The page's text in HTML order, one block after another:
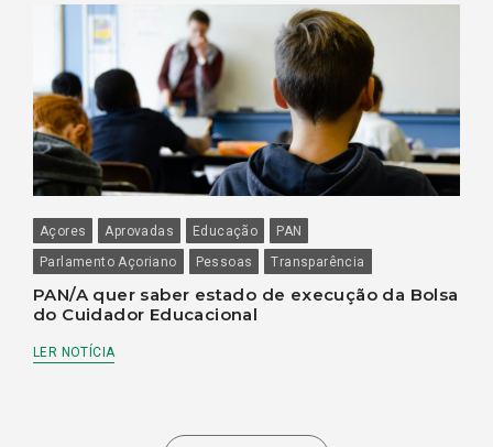
Açores Aprovadas Educação
PAN
Parlamento Açoriano
Pessoas Transparência
PAN/A quer saber estado de execução da Bolsa
do Cuidador Educacional
LER NOTÍCIA